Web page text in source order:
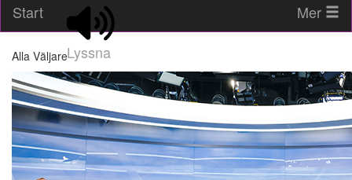
Start
Lyssna
Mer
Alla Väljare